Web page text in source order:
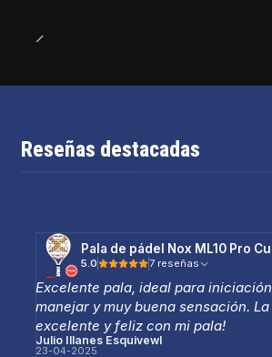
Reseñas destacadas
Pala de pádel Nox ML10 Pro
5.0 7 reseñas
Excelente pala, ideal para
manejar y muy buena sensación.
excelente y feliz con mi pala!
Julio Illanes Esquivewl
23-04-2025